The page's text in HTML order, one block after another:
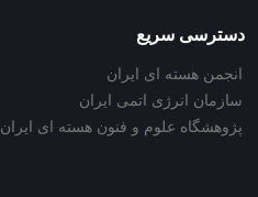
دسترسی سریع
انجمن هسته ای ایران
سازمان انرژی اتمی ایران
پژوهشگاه علوم و فنون هسته ای ایران